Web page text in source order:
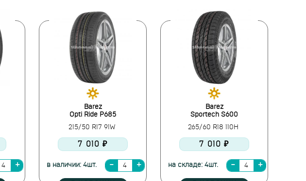
Barez
Opti Ride P685
215/50 R17 91W
7 010 ₽
в наличии: 4шт.
Barez
Sportech S600
265/60 R18 110H
7 010 ₽
на складе: 4шт.